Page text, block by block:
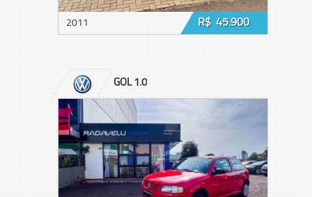
2011 R$ 45.900
GOL 1.0